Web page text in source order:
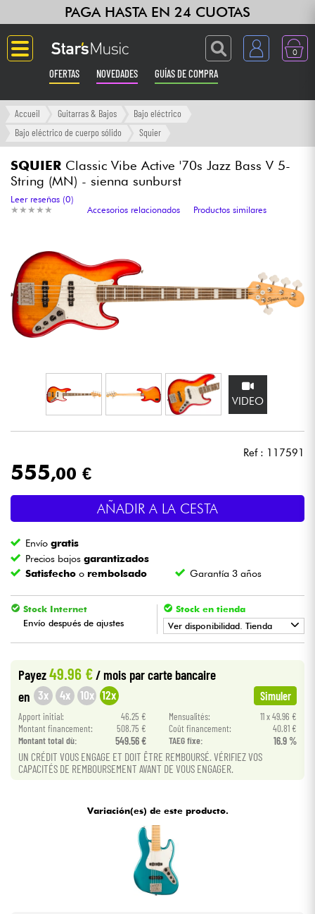
PAGA HASTA EN 24 CUOTAS
0
OFERTAS NOVEDADES GUÍAS DE COMPRA
Langue
Ampli & Efectos
Sintetizadores & samplers
Grabación
Auriculares
DJ
Luces
Batería y percusión
Vientos
Niños
Cables & Acces.
HiFi
Bundle
Ver nuestras marcas
Accueil Guitarras & Bajos
Bajo eléctrico
Bajo eléctrico de cuerpo sólido
Squier
SQUIER Classic Vibe Active '70s Jazz Bass V 5-
String (MN) - sienna sunburst
★ ★ ★ ★ ★
★ ★ ★ ★ ★
Leer reseñas (0)
Accesorios relacionados
Productos similares
VIDEO
Ref : 117591
555,00 €
AÑADIR A LA CESTA
Envíogratis
Precios bajosgarantizados
Satisfecho o rembolsado Garantía 3 años
Stock Internet
Envío después de ajustes
Stock en tienda
Ver disponibilidad. Tienda
Payez49.96 € / mois par carte bancaire
en 3x 4x 10x 12x Simuler
Apport initial: 46.25 € Mensualités:
11 x 49.96 €
Montant financement:
508.75 € Coût financement:
40.81 €
Montant total dù:
549.56 € TAEG fixe: 16.9 %
UN CRÉDIT VOUS ENGAGE ET DOIT ÊTRE REMBOURSÉ. VÉRIFIEZ VOS
CAPACITÉS DE REMBOURSEMENT AVANT DE VOUS ENGAGER.
Variación(es) de este producto.